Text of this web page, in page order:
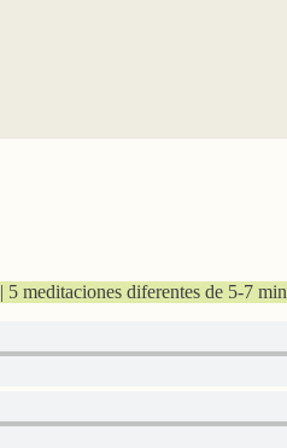
| 5 meditaciones diferentes de 5-7 min